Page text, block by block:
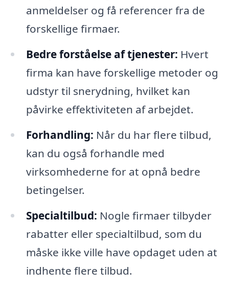
anmeldelser og få referencer fra de
forskellige firmaer.
Bedre forståelse af tjenester: Hvert
firma kan have forskellige metoder og
udstyr til snerydning, hvilket kan
påvirke effektiviteten af arbejdet.
Forhandling: Når du har flere tilbud,
kan du også forhandle med
virksomhederne for at opnå bedre
betingelser.
Specialtilbud: Nogle firmaer tilbyder
rabatter eller specialtilbud, som du
måske ikke ville have opdaget uden at
indhente flere tilbud.